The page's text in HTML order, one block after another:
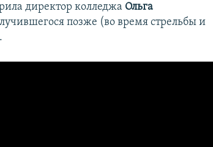
директор колледжа Ольга
позже (во время стрельбы и